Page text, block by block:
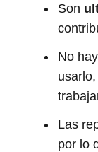
Son
No
Las
por lo